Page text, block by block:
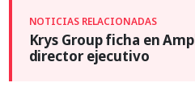
Krys Group ficha en
director ejecutivo